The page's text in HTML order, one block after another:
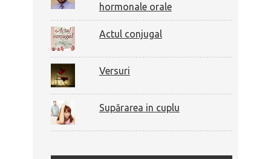
hormonale orale
Actul conjugal
Versuri
Supărarea in cuplu